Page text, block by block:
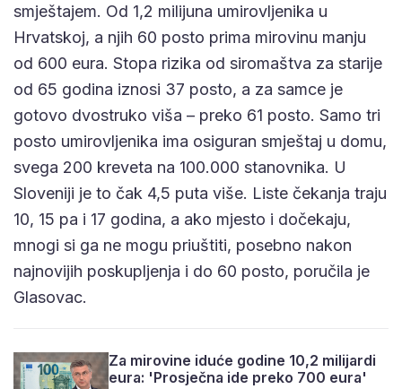
smještajem. Od 1,2 milijuna umirovljenika u
Hrvatskoj, a njih 60 posto prima mirovinu manju
od 600 eura. Stopa rizika od siromaštva za starije
od 65 godina iznosi 37 posto, a za samce je
gotovo dvostruko viša – preko 61 posto. Samo tri
posto umirovljenika ima osiguran smještaj u domu,
svega 200 kreveta na 100.000 stanovnika. U
Sloveniji je to čak 4,5 puta više. Liste čekanja traju
10, 15 pa i 17 godina, a ako mjesto i dočekaju,
mnogi si ga ne mogu priuštiti, posebno nakon
najnovijih poskupljenja i do 60 posto, poručila je
Glasovac.
Za mirovine iduće godine 10,2 milijardi
eura: 'Prosječna ide preko 700 eura'